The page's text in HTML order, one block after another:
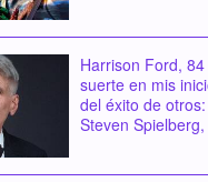
Harrison Ford,
suerte en mis
del éxito de
Steven